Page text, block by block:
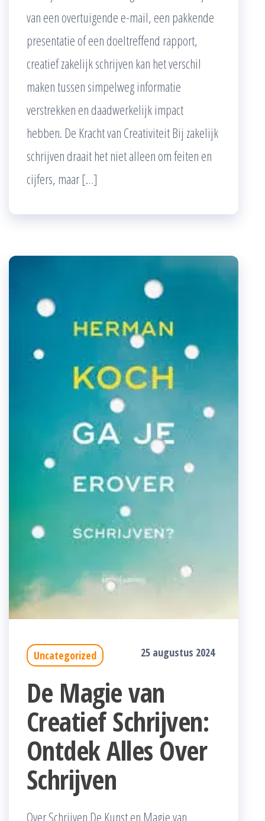
van een overtuigende e-mail, een pakkende
presentatie of een doeltreffend rapport,
creatief zakelijk schrijven kan het verschil
maken tussen simpelweg informatie
verstrekken en daadwerkelijk impact
hebben. De Kracht van Creativiteit Bij zakelijk
schrijven draait het niet alleen om feiten en
cijfers, maar […]
Uncategorized 25 augustus 2024
De Magie van
Creatief Schrijven:
Ontdek Alles Over
Schrijven
Over Schrijven De Kunst en Magie van